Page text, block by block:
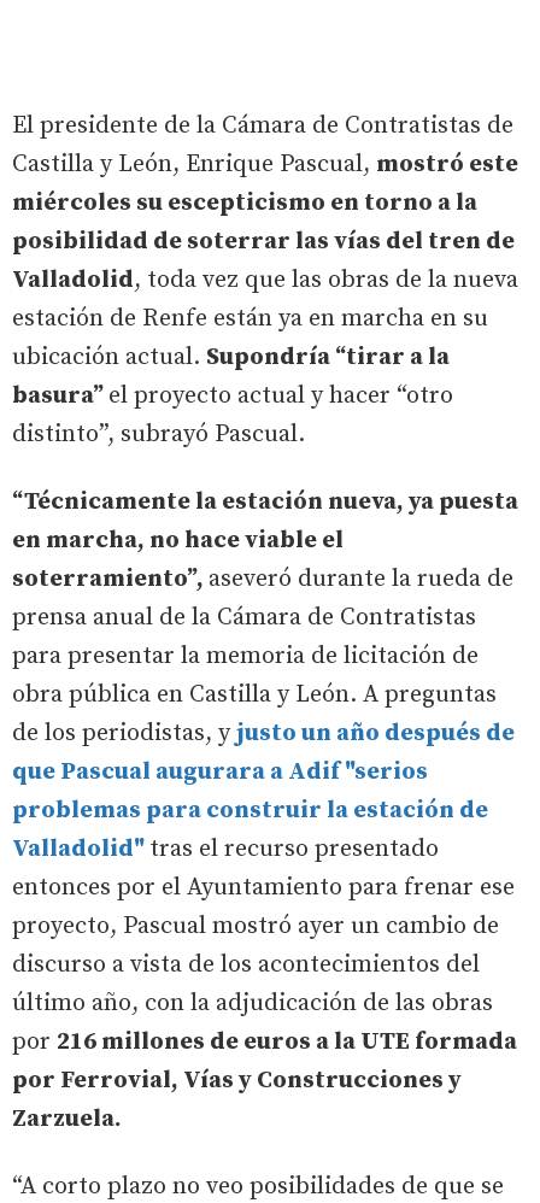
El presidente de la Cámara de Contratistas de
Castilla y León, Enrique Pascual, mostró este
miércoles su escepticismo en torno a la
posibilidad de soterrar las vías del tren de
Valladolid, toda vez que las obras de la nueva
estación de Renfe están ya en marcha en su
ubicación actual. Supondría “tirar a la
basura” el proyecto actual y hacer “otro
distinto”, subrayó Pascual.
“Técnicamente la estación nueva, ya puesta
en marcha, no hace viable el
soterramiento”, aseveró durante la rueda de
prensa anual de la Cámara de Contratistas
para presentar la memoria de licitación de
obra pública en Castilla y León. A preguntas
de los periodistas, yjusto un año después de
que Pascual augurara a Adif "serios
problemas para construir la estación de
Valladolid" tras el recurso presentado
entonces por el Ayuntamiento para frenar ese
proyecto, Pascual mostró ayer un cambio de
discurso a vista de los acontecimientos del
último año, con la adjudicación de las obras
por 216 millones de euros a la UTE formada
por Ferrovial, Vías y Construcciones y
Zarzuela.
“A corto plazo no veo posibilidades de que se